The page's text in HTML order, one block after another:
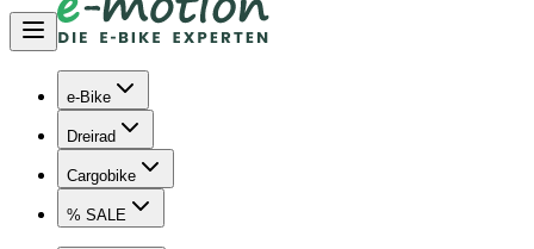
e-Bike
Dreirad
Cargobike
% SALE